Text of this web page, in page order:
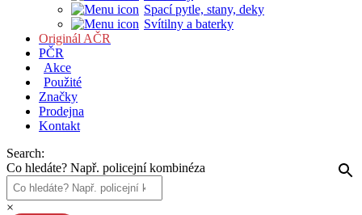
Spací pytle, stany, deky
Svítilny a baterky
Originál AČR
PČR
Akce
Použité
Značky
Prodejna
Kontakt
Search:
Co hledáte? Např. policejní kombinéza
×